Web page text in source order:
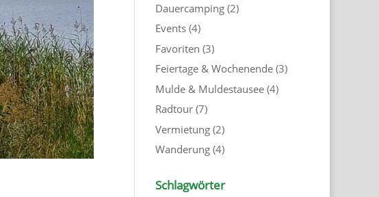
Dauercamping(2)
Events(4)
Favoriten (3)
Feiertage & Wochenende(3)
Mulde & Muldestausee(4)
Radtour(7)
Vermietung(2)
Wanderung(4)
Schlagwörter